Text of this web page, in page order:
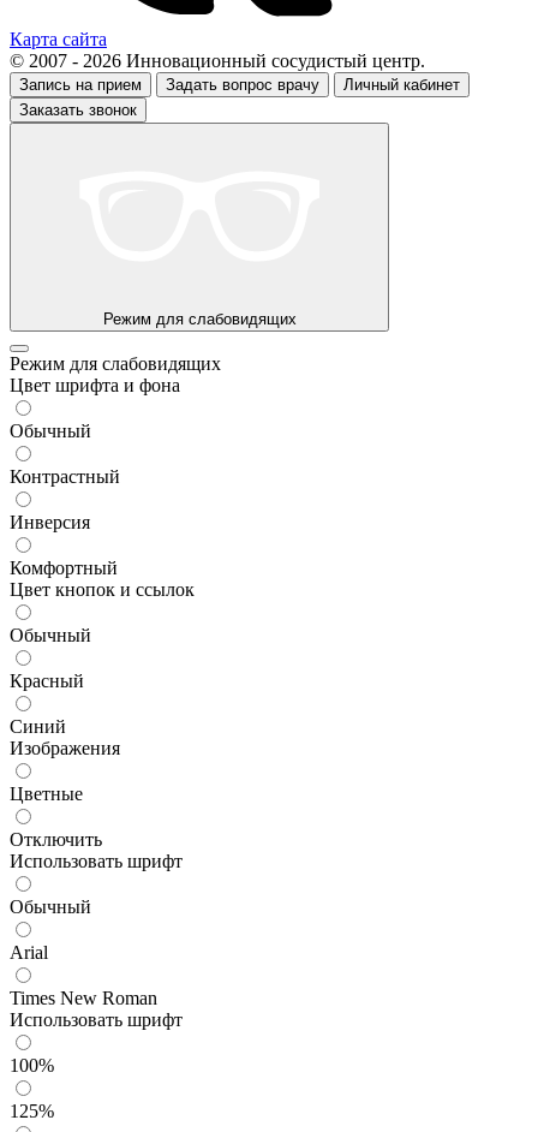
Карта сайта
© 2007 - 2026 Инновационный сосудистый центр.
Запись на прием Задать вопрос врачу
Личный кабинет
Заказать звонок
Режим для слабовидящих
Режим для слабовидящих
Цвет шрифта и фона
Обычный
Контрастный
Инверсия
Комфортный
Цвет кнопок и ссылок
Обычный
Красный
Синий
Изображения
Цветные
Отключить
Использовать шрифт
Обычный
Arial
Times New Roman
Использовать шрифт
100%
125%